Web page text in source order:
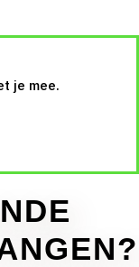
je mee.